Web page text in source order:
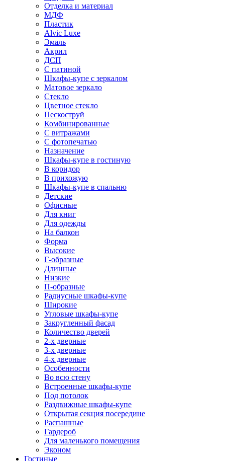
Отделка и материал
МДФ
Пластик
Alvic Luxe
Эмаль
Акрил
ДСП
С патиной
Шкафы-купе с зеркалом
Матовое зеркало
Стекло
Цветное стекло
Пескоструй
Комбинированные
С витражами
С фотопечатью
Назначение
Шкафы-купе в гостиную
В коридор
В прихожую
Шкафы-купе в спальню
Детские
Офисные
Для книг
Для одежды
На балкон
Форма
Высокие
Г-образные
Длинные
Низкие
П-образные
Радиусные шкафы-купе
Широкие
Угловые шкафы-купе
Закругленный фасад
Количество дверей
2-х дверные
3-х дверные
4-х дверные
Особенности
Во всю стену
Встроенные шкафы-купе
Под потолок
Раздвижные шкафы-купе
Открытая секция посередине
Распашные
Гардероб
Для маленького помещения
Эконом
Гостиные